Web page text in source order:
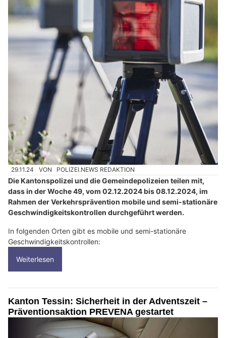
29.11.24 VON POLIZEI.NEWS REDAKTION
Die Kantonspolizei und die Gemeindepolizeien teilen mit,
dass in der Woche 49, vom 02.12.2024 bis 08.12.2024, im
Rahmen der Verkehrsprävention mobile und semi-stationäre
Geschwindigkeitskontrollen durchgeführt werden.
In folgenden Orten gibt es mobile und semi-stationäre
Geschwindigkeitskontrollen:
Weiterlesen
Kanton Tessin: Sicherheit in der Adventszeit –
Präventionsaktion PREVENA gestartet